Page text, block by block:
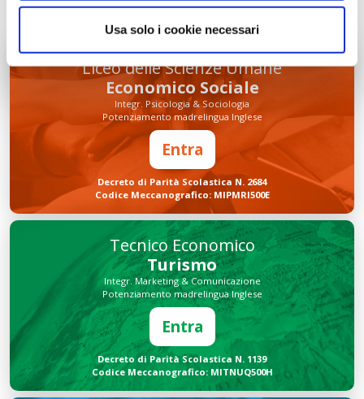
Usa solo i cookie necessari
Liceo delle Scienze Umane
Economico Sociale
Integr. Psicologia & Sociologia
Potenziamento madrelingua Inglese
Entra
Decreto di Parità Scolastica N. 2684
Codice Meccanografico: MIPMRI500E
Tecnico Economico
Turismo
Integr. Marketing & Comunicazione
Potenziamento madrelingua Inglese
Entra
Decreto di Parità Scolastica N. 1139
Codice Meccanografico: MITNUQ500H